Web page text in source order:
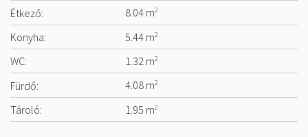
Étkező: 8.04 m2
Konyha: 5.44 m2
WC: 1.32 m2
Fürdő: 4.08 m2
Tároló: 1.95 m2